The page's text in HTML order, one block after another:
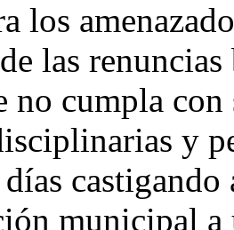
los
las
no cumpla
y
municipal